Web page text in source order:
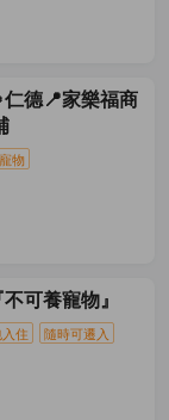
仁德📍家樂福商
物
可養寵物』
住 隨時可遷入